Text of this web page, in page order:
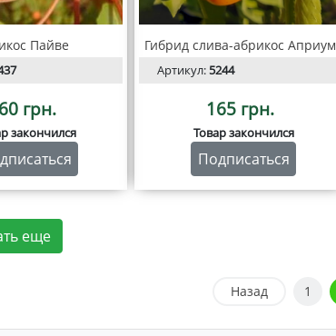
Пайве
грн.
закончился
Гибрид слива-абрикос Априум
Артикул:5244
165 грн.
Товар закончился
Подписаться
еще
Назад 1